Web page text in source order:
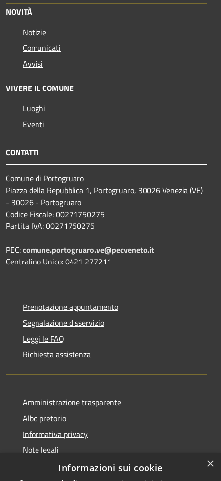
NOVITÀ
Notizie
Comunicati
Avvisi
VIVERE IL COMUNE
Luoghi
Eventi
CONTATTI
Comune di Portogruaro
Piazza della Repubblica 1, Portogruaro, 30026 Venezia (VE)
- 30026 - Portogruaro
Codice Fiscale: 00271750275
Partita IVA: 00271750275
PEC:comune.portogruaro.ve@pecveneto.it
Centralino Unico: 0421 277211
Prenotazione appuntamento
Segnalazione disservizio
Leggi le FAQ
Richiesta assistenza
Amministrazione trasparente
Albo pretorio
Informativa privacy
Note legali
Dichiarazione di accessibilità
×
Informazioni sui cookie